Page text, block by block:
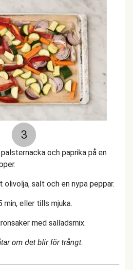
3
och paprika på en
olivolja, salt och en nypa peppar.
min, eller tills mjuka.
med salladsmix.
om det blir för trångt.